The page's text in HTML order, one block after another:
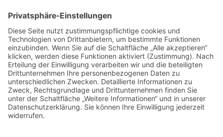
Uhren
Wie der Name es schon andeutet: Wir bei
WATCHTOWER haben den Anspruch, aus der
spannenden Welt der Uhren immer eine große Auswahl